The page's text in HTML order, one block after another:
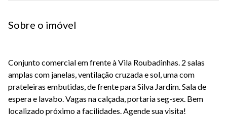
Sobre o imóvel
Conjunto comercial em frente à Vila Roubadinhas. 2 salas
amplas com janelas, ventilação cruzada e sol, uma com
prateleiras embutidas, de frente para Silva Jardim. Sala de
espera e lavabo. Vagas na calçada, portaria seg-sex. Bem
localizado próximo a facilidades. Agende sua visita!